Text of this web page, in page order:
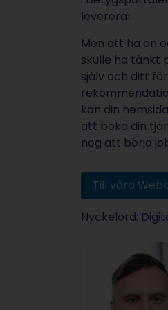
levererar.
Men att ha en
skulle ha tänkt
själv och ditt
kan din
att boka din
nog att börja
Till våra
Nyckelord: